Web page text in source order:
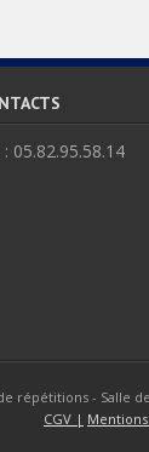
: 05.82.95.58.14
répétitions - Salle
CGV |